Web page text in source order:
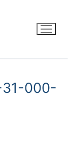
000-